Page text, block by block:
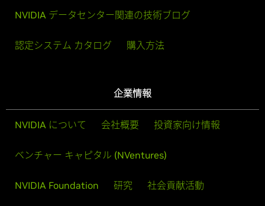
NVIDIA データセンター関連の技術ブログ
認定システム カタログ 購入方法
企業情報
NVIDIA について 会社概要 投資家向け情報
ベンチャー キャピタル (NVentures)
NVIDIA Foundation 研究 社会貢献活動